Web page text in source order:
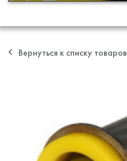
Вернуться к списку товаров